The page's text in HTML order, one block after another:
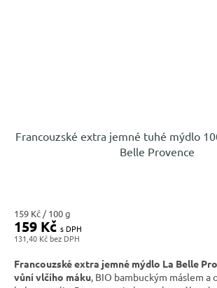
Francouzské extra jemné tuhé mýdlo
Belle Provence
131,40 Kč
159 Kč
Měrná
cena:
159 Kč / 100 g
Francouzské extra jemné mýdlo La Belle
vůní vlčího máku, BIO bambuckým máslem a